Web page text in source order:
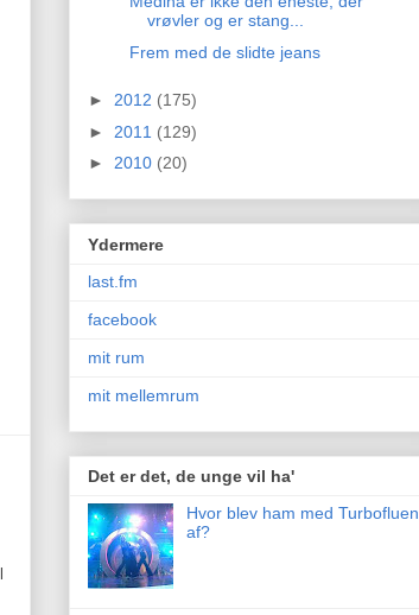
vrøvler og er stang...
Frem med de slidte jeans
► 2012 (175)
► 2011 (129)
► 2010 (20)
Ydermere
last.fm
facebook
mit rum
mit mellemrum
Det er det, de unge vil ha'
Hvor blev ham med Turbofluen
af?